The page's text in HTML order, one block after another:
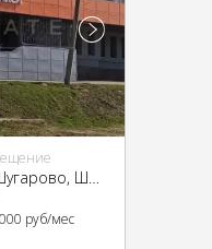
МО, Ступинский р-н, с. Шугарово, Шоссейная ул., 8
руб/мес